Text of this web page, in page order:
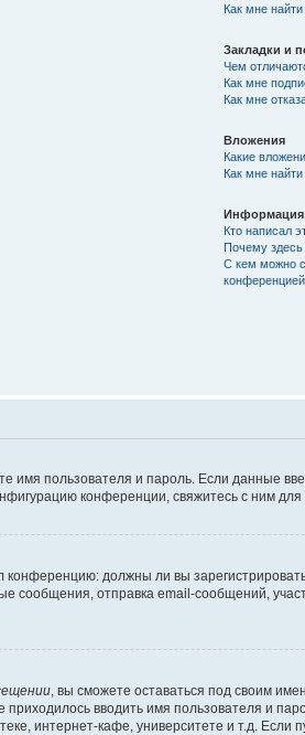
Как мне
Закладки и
Чем
Как мне
Как мне
Вложения
Какие
Как мне
Информация
Кто написал
Почему здесь
С кем можно
имя пользователя и пароль. Если данные
конференции, свяжитесь с ним для
конференцию: должны ли вы
отправка email-сообщений,
, вы сможете оставаться под своим
приходилось вводить имя пользователя и
интернет-кафе, университете и т.д. Если